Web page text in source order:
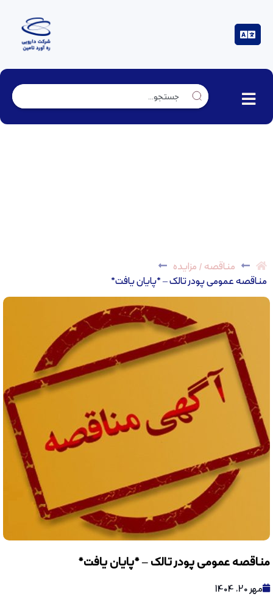
مناقصه / مزایده
مناقصه عمومی پودر تالک – *پایان یافت*
مناقصه عمومی پودر تالک – *پایان یافت*
مهر 20, 1404